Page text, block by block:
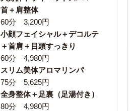
首＋肩整体
60分 3,200円
小顔フェイシャル＋デコルテ
＋首肩＋目頭すっきり
60分 4,980円
スリム美体アロマリンパ
75分 5,625円
全身整体＋足裏（足湯付き）
80分 4,980円